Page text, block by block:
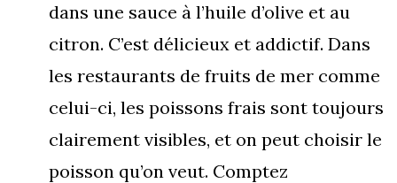
dans une sauce à l’huile d’olive et au
citron. C’est délicieux et addictif. Dans
les restaurants de fruits de mer comme
celui-ci, les poissons frais sont toujours
clairement visibles, et on peut choisir le
poisson qu’on veut. Comptez